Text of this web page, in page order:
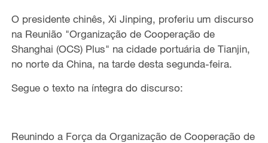
O presidente chinês, Xi Jinping, proferiu um discurso
na Reunião "Organização de Cooperação de
Shanghai (OCS) Plus" na cidade portuária de Tianjin,
no norte da China, na tarde desta segunda-feira.
Segue o texto na íntegra do discurso:
Reunindo a Força da Organização de Cooperação de